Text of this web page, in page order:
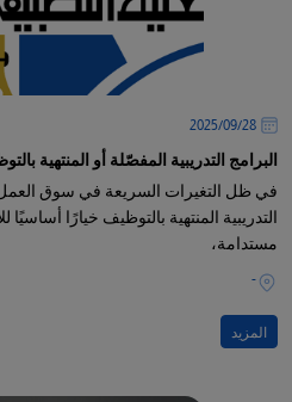
28‏/09‏/2025
البرامج التدريبية المفصّلة أو المنتهية
في ظل التغيرات السريعة في سوق
التدريبية المنتهية بالتوظيف خيارًا
مستدامة،
-
المزيد